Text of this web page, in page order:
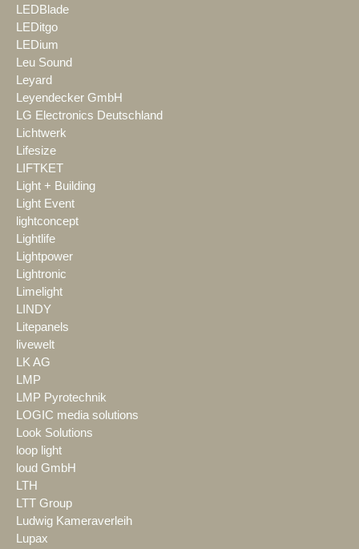
LEDBlade
LEDitgo
LEDium
Leu Sound
Leyard
Leyendecker GmbH
LG Electronics Deutschland
Lichtwerk
Lifesize
LIFTKET
Light + Building
Light Event
lightconcept
Lightlife
Lightpower
Lightronic
Limelight
LINDY
Litepanels
livewelt
LK AG
LMP
LMP Pyrotechnik
LOGIC media solutions
Look Solutions
loop light
loud GmbH
LTH
LTT Group
Ludwig Kameraverleih
Lupax